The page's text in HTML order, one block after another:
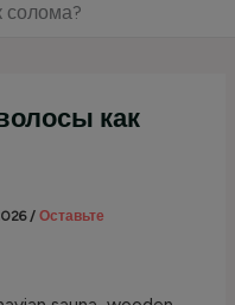
солома?
как
/Оставьте